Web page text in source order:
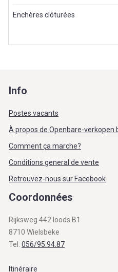
Enchères clôturées
Info
Postes vacants
À propos de Openbare-
Comment ça marche?
Conditions general de vente
Retrouvez-nous sur Facebook
Coordonnées
Rijksweg 442 loods B1
8710 Wielsbeke
Tel. 056/95.94.87
Itinéraire